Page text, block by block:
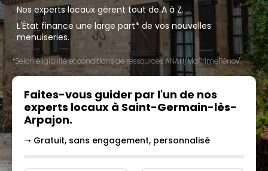
Nos experts locaux gèrent tout de A à Z.
L'État finance une large part* de vos nouvelles
menuiseries.
*Selon éligibilité et conditions de ressources ANAH/MaPrimeRénov'.
Faites-vous guider par l'un de nos
experts locaux à Saint-Germain-lès-
Arpajon.
➝ Gratuit, sans engagement, personnalisé